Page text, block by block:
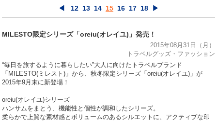
◀ 12 13 14 15 16 17 18 ▶
MILESTO限定シリーズ「oreiu(オレイユ)」発売！
2015年08月31日（月）
トラベルグッズ・ファッション
“毎日を旅するように暮らしたい”大人に向けたトラベルブランド
「MILESTO(ミレスト)」から、秋冬限定シリーズ「oreiu(オレイユ)」が
2015年9月末に新登場！
oreiu(オレイユ)シリーズ
ハンサムをまとう、機能性と個性が調和したシリーズ。
柔らかで上質な素材感とボリュームのあるシルエットに、アクティブな印